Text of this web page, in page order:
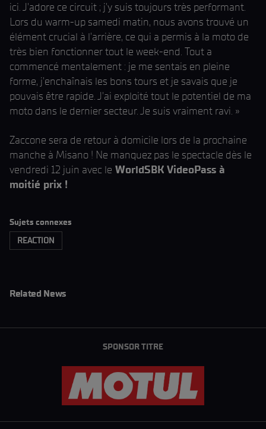
ici. J'adore ce circuit ; j'y suis toujours très performant.
Lors du warm-up samedi matin, nous avons trouvé un
élément crucial à l'arrière, ce qui a permis à la moto de
très bien fonctionner tout le week-end. Tout a
commencé mentalement : je me sentais en pleine
forme, j'enchaînais les bons tours et je savais que je
pouvais être rapide. J'ai exploité tout le potentiel de ma
moto dans le dernier secteur. Je suis vraiment ravi. »
Zaccone sera de retour à domicile lors de la prochaine
manche à Misano ! Ne manquez pas le spectacle dès le
vendredi 12 juin avec le WorldSBK VideoPass à
moitié prix !
Sujets connexes
REACTION
Related News
SPONSOR TITRE